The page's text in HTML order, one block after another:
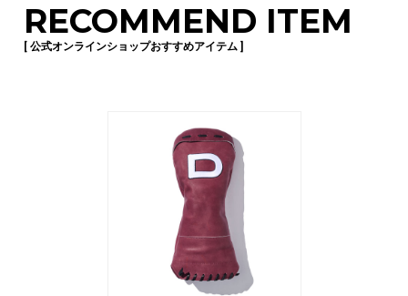
RECOMMEND ITEM
[ 公式オンラインショップおすすめアイテム ]